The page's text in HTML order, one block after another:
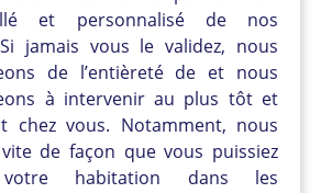
et personnalisé de nos
jamais vous le validez, nous
de l’entièreté de et nous
à intervenir au plus tôt et
chez vous. Notamment, nous
de façon que vous puissiez
votre habitation dans les